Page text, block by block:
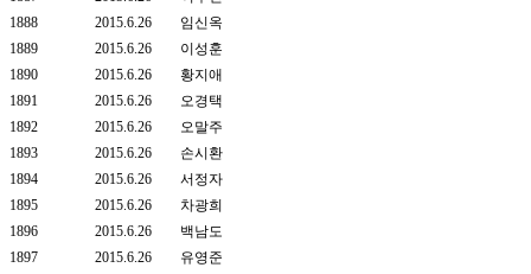
1888
2015.6.26
임신옥
1889
2015.6.26
이성훈
1890
2015.6.26
황지애
1891
2015.6.26
오경택
1892
2015.6.26
오말주
1893
2015.6.26
손시환
1894
2015.6.26
서정자
1895
2015.6.26
차광희
1896
2015.6.26
백남도
1897
2015.6.26
유영준